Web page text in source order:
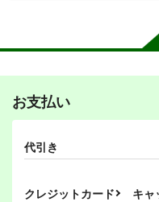
お支払い
代引き
クレジットカード キャ